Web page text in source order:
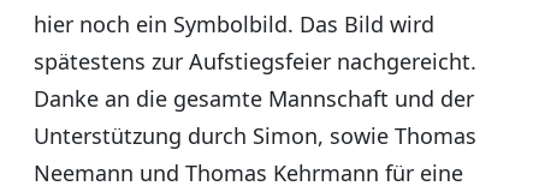
hier noch ein Symbolbild. Das Bild wird
spätestens zur Aufstiegsfeier nachgereicht.
Danke an die gesamte Mannschaft und der
Unterstützung durch Simon, sowie Thomas
Neemann und Thomas Kehrmann für eine